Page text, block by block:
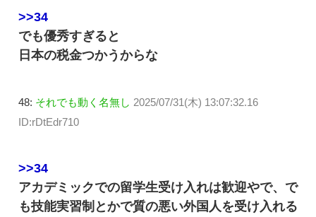
>>34
でも優秀すぎると
日本の税金つかうからな
48: それでも動く名無し 2025/07/31(木) 13:07:32.16
ID:rDtEdr710
>>34
アカデミックでの留学生受け入れは歓迎やで、で
も技能実習制とかで質の悪い外国人を受け入れる